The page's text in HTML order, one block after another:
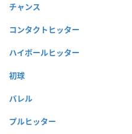
チャンス
コンタクトヒッター
ハイボールヒッター
初球
バレル
プルヒッター